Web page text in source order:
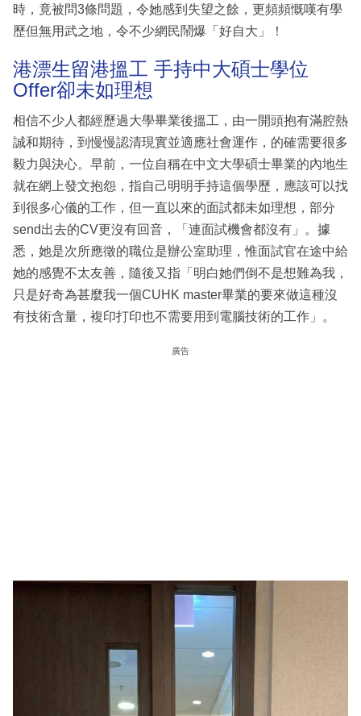
時，竟被問3條問題，令她感到失望之餘，更頻頻慨嘆有學
歷但無用武之地，令不少網民鬧爆「好自大」！
港漂生留港搵工 手持中大碩士學位
Offer卻未如理想
相信不少人都經歷過大學畢業後搵工，由一開頭抱有滿腔熱
誠和期待，到慢慢認清現實並適應社會運作，的確需要很多
毅力與決心。早前，一位自稱在中文大學碩士畢業的內地生
就在網上發文抱怨，指自己明明手持這個學歷，應該可以找
到很多心儀的工作，但一直以來的面試都未如理想，部分
send出去的CV更沒有回音，「連面試機會都沒有」。據
悉，她是次所應徵的職位是辦公室助理，惟面試官在途中給
她的感覺不太友善，隨後又指「明白她們倒不是想難為我，
只是好奇為甚麼我一個CUHK master畢業的要來做這種沒
有技術含量，複印打印也不需要用到電腦技術的工作」。
廣告